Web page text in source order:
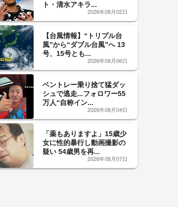
ト・清水アキラ...
2026年08月02日
【台風情報】“トリプル台
風”から“ダブル台風”へ 13
号、15号とも...
2026年08月06日
ベントレー乗り捨て猛ダッ
シュで逃走...フォロワー55
万人“自称イン...
2026年08月04日
「薬もありますよ」15歳少
女に性的暴行し動画撮影の
疑い 54歳男を再...
2026年08月07日